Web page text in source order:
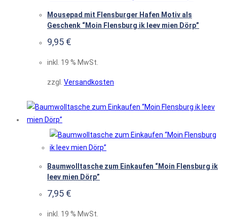
Mousepad mit Flensburger Hafen Motiv als
Geschenk “Moin Flensburg ik leev mien Dörp”
9,95 €
inkl. 19 % MwSt.
zzgl. Versandkosten
Baumwolltasche zum Einkaufen “Moin Flensburg ik
leev mien Dörp”
7,95 €
inkl. 19 % MwSt.